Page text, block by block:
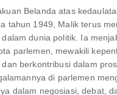
Belanda atas
tahun 1949, Malik terus
dunia politik. Ia
parlemen, mewakili
dan berkontribusi dalam
di parlemen
dalam negosiasi, debat,